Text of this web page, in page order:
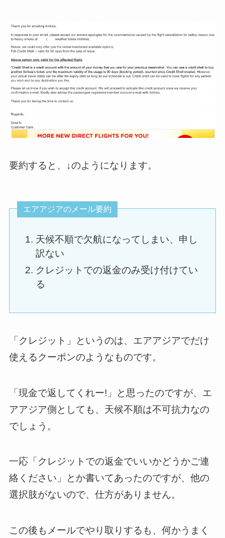
要約すると、↓のようになります。
エアアジアのメール要約
天候不順で欠航になってしまい、申し
訳ない
クレジットでの返金のみ受け付けてい
る
「クレジット」というのは、エアアジアでだけ
使えるクーポンのようなものです。
「現金で返してくれー!」と思ったのですが、エ
アアジア側としても、天候不順は不可抗力なの
でしょう。
一応「クレジットでの返金でいいかどうかご連
絡ください」とか書いてあったのですが、他の
選択肢がないので、仕方がありません。
この後もメールでやり取りするも、何かうまく